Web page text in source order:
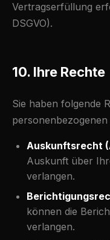
Vertragserfüllung
DSGVO).
10. Ihre Rechte
Sie haben folgende
personenbezogenen
Auskunftsrecht
Auskunft über
verlangen.
können die
verlangen.